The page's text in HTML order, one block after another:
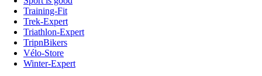
Training-Fit
Trek-Expert
Triathlon-Expert
TripnBikers
Vélo-Store
Winter-Expert